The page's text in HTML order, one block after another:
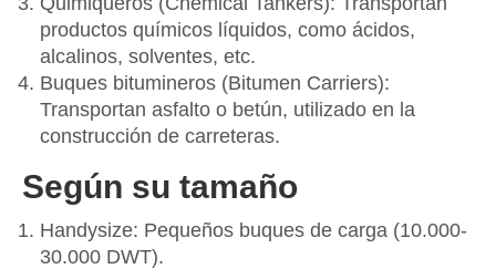
productos químicos líquidos, como ácidos,
alcalinos, solventes, etc.
Buques bitumineros (Bitumen Carriers):
Transportan asfalto o betún, utilizado en la
construcción de carreteras.
Según su tamaño
Handysize: Pequeños buques de carga (10.000-
30.000 DWT).